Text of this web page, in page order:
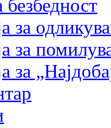
безбедност
за
за
за